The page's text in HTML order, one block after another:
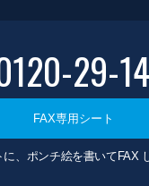
29-
FAX専用シート
に、ポンチ絵を書いてFAX